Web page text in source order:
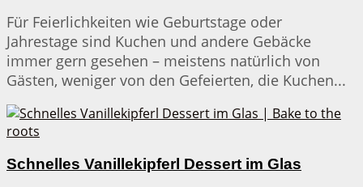
Für Feierlichkeiten wie Geburtstage oder
Jahrestage sind Kuchen und andere Gebäcke
immer gern gesehen – meistens natürlich von
Gästen, weniger von den Gefeierten, die Kuchen...
Schnelles Vanillekipferl Dessert im Glas